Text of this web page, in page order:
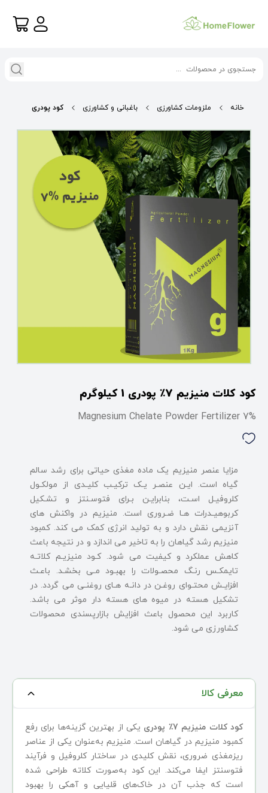
خانه ملزومات کشاورزی باغبانی و کشاورزی کود پودری
کود کلات منیزیم 7٪ پودری 1 کیلوگرم
7% Magnesium Chelate Powder Fertilizer
ﻣﺰاﯾﺎ ﻋﻨﺼﺮ ﻣﻨﯿﺰﯾﻢ ﯾﮏ ﻣﺎده ﻣﻐﺬى ﺣﯿﺎﺗﻰ ﺑﺮاى رﺷﺪ ﺳﺎﻟﻢ
ﮔﯿﺎه اﺳﺖ. اﯾـﻦ ﻋﻨﺼـﺮ ﯾـﮏ ﺗﺮﮐﯿـﺐ ﮐﻠﯿـﺪى از ﻣﻮﻟﮑـﻮل
ﮐﻠﺮوﻓﯿـﻞ اﺳـﺖ، ﺑﻨﺎﺑﺮاﯾـﻦ ﺑـﺮاى ﻓﺘﻮﺳـﻨﺘﺰ و ﺗﺸـﮑﯿﻞ
ﮐﺮﺑﻮﻫﯿـﺪرات ﻫـﺎ ﺿـﺮورى اﺳﺖ. ﻣﻨﯿﺰﯾﻢ در واﮐﻨﺶ ﻫﺎى
آﻧﺰﯾﻤﻰ ﻧﻘﺶ دارد و ﺑﻪ ﺗﻮﻟﯿﺪ اﻧﺮژى ﮐﻤﮏ ﻣﻰ ﮐﻨﺪ. ﮐﻤﺒﻮد
ﻣﻨﯿﺰﯾﻢ رﺷﺪ ﮔﯿﺎﻫﺎن را ﺑﻪ ﺗﺎﺧﯿﺮ ﻣﻰ اﻧﺪازد و در ﻧﺘﯿﺠﻪ ﺑﺎﻋﺚ
ﮐﺎﻫﺶ ﻋﻤﻠﮑﺮد و ﮐﯿﻔﯿﺖ ﻣﻰ ﺷﻮد. ﮐـﻮد ﻣﻨﯿﺰﯾـﻢ ﮐﻼﺗـﻪ
ﺗﺎﯾﻤﮑـﺲ رﻧـﮓ ﻣﺤﺼـﻮﻻت را ﺑﻬﺒـﻮد ﻣـﻰ ﺑﺨﺸـﺪ. ﺑﺎﻋـﺚ
اﻓﺰاﯾـﺶ ﻣﺤﺘـﻮاى روﻏـﻦ در داﻧـﻪ ﻫـﺎى روﻏﻨـﻰ می گردد. در
ﺗﺸﮑﯿﻞ ﻫﺴﺘﻪ در ﻣﯿﻮه ﻫﺎى ﻫﺴﺘﻪ دار ﻣﻮﺛﺮ ﻣﻰ ﺑﺎﺷﺪ.
ﮐﺎرﺑﺮد اﯾﻦ ﻣﺤﺼﻮل ﺑﺎﻋﺚ اﻓﺰاﯾﺶ ﺑﺎزارﭘﺴﻨﺪى ﻣﺤﺼﻮﻻت
ﮐﺸﺎورزى ﻣﻰ ﺷﻮد.
معرفی کالا
کود کلات منیزیم 7٪ پودری
یکی از بهترین گزینه‌ها برای رفع
کمبود منیزیم در گیاهان است. منیزیم به‌عنوان یکی از عناصر
ریزمغذی ضروری، نقش کلیدی در ساختار کلروفیل و فرآیند
فتوسنتز ایفا می‌کند. این کود به‌صورت کلاته طراحی شده
است که جذب آن در خاک‌های قلیایی و آهکی را بهبود